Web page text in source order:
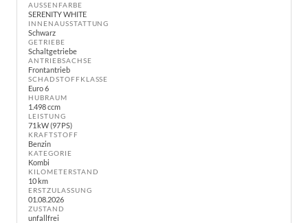
AUSSENFARBE
SERENITY WHITE
INNENAUSSTATTUNG
Schwarz
GETRIEBE
Schaltgetriebe
ANTRIEBSACHSE
Frontantrieb
SCHADSTOFFKLASSE
Euro 6
HUBRAUM
1.498 ccm
LEISTUNG
71 kW (97 PS)
KRAFTSTOFF
Benzin
KATEGORIE
Kombi
KILOMETERSTAND
10 km
ERSTZULASSUNG
01.08.2026
ZUSTAND
unfallfrei